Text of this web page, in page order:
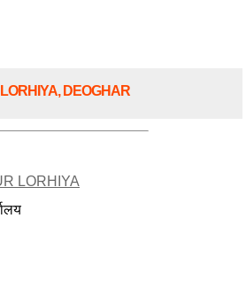
DEOGHAR
LORHIYA